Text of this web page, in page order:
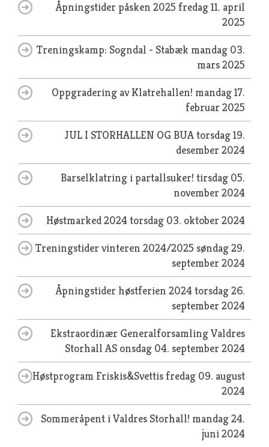
Åpningstider påsken 2025 fredag 11. april
2025
Treningskamp: Sogndal - Stabæk mandag 03.
mars 2025
Oppgradering av Klatrehallen! mandag 17.
februar 2025
JUL I STORHALLEN OG BUAtorsdag 19.
desember 2024
Barselklatring i partallsuker! tirsdag 05.
november 2024
Høstmarked 2024 torsdag 03. oktober 2024
Treningstider vinteren 2024/2025 søndag 29.
september 2024
Åpningstider høstferien 2024 torsdag 26.
september 2024
Ekstraordinær Generalforsamling Valdres
Storhall AS onsdag 04. september 2024
Høstprogram Friskis&Svettisfredag 09. august
2024
Sommeråpent i Valdres Storhall! mandag 24.
juni 2024